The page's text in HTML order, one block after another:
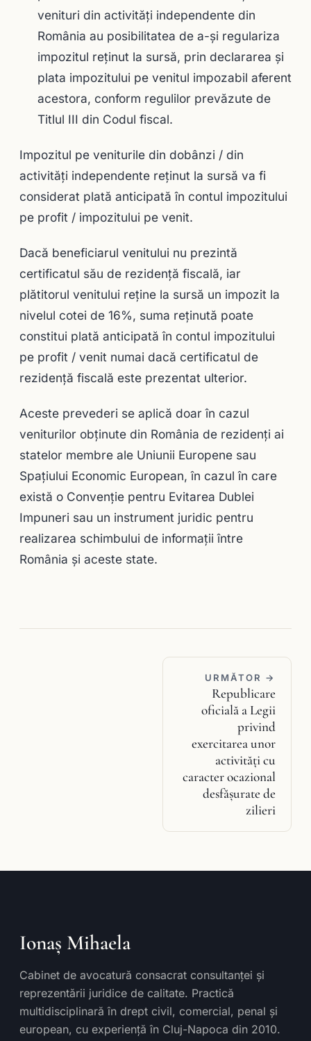
venituri din activităţi independente din
România au posibilitatea de a-şi regulariza
impozitul reţinut la sursă, prin declararea şi
plata impozitului pe venitul impozabil aferent
acestora, conform regulilor prevăzute de
Titlul III din Codul fiscal.
Impozitul pe veniturile din dobânzi / din
activităţi independente reţinut la sursă va fi
considerat plată anticipată în contul impozitului
pe profit / impozitului pe venit.
Dacă beneficiarul venitului nu prezintă
certificatul său de rezidenţă fiscală, iar
plătitorul venitului reţine la sursă un impozit la
nivelul cotei de 16%, suma reţinută poate
constitui plată anticipată în contul impozitului
pe profit / venit numai dacă certificatul de
rezidenţă fiscală este prezentat ulterior.
Aceste prevederi se aplică doar în cazul
veniturilor obţinute din România de rezidenţi ai
statelor membre ale Uniunii Europene sau
Spaţiului Economic European, în cazul în care
există o Convenţie pentru Evitarea Dublei
Impuneri sau un instrument juridic pentru
realizarea schimbului de informaţii între
România şi aceste state.
URMĂTOR →
Republicare
oficială a Legii
privind
exercitarea unor
activităţi cu
caracter ocazional
desfăşurate de
zilieri
Ionaș Mihaela
Cabinet de avocatură consacrat consultanței și
reprezentării juridice de calitate. Practică
multidisciplinară în drept civil, comercial, penal și
european, cu experiență în Cluj-Napoca din 2010.